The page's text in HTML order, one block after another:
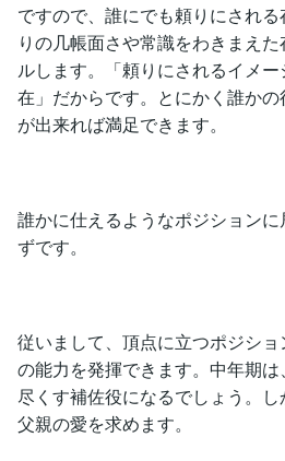
ですので、誰にでも頼りにされ
りの几帳面さや常識をわきまえ
ルします。「頼りにされるイメ
在」だからです。とにかく誰か
が出来れば満足できます。
誰かに仕えるようなポジション
ずです。
従いまして、頂点に立つポジシ
の能力を発揮できます。中年期
尽くす補佐役になるでしょう。
父親の愛を求めます。